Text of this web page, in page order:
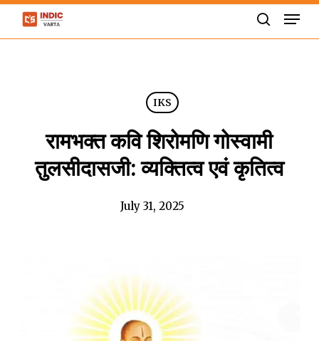
Skip
IKS
रामभक्त कवि शिरोमणि गोस्वामी
तुलसीदासजी: व्यक्तित्व एवं कृतित्व
July 31, 2025